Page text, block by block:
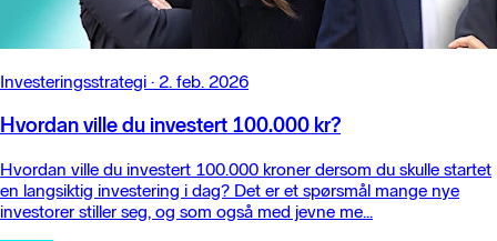
Investeringsstrategi · 2. feb. 2026
Hvordan ville du investert 100.000 kr?
Hvordan ville du investert 100.000 kroner dersom du skulle startet
en langsiktig investering i dag? Det er et spørsmål mange nye
investorer stiller seg, og som også med jevne me...